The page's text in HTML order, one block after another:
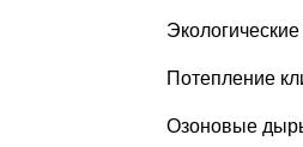
Потепление
Озоновые